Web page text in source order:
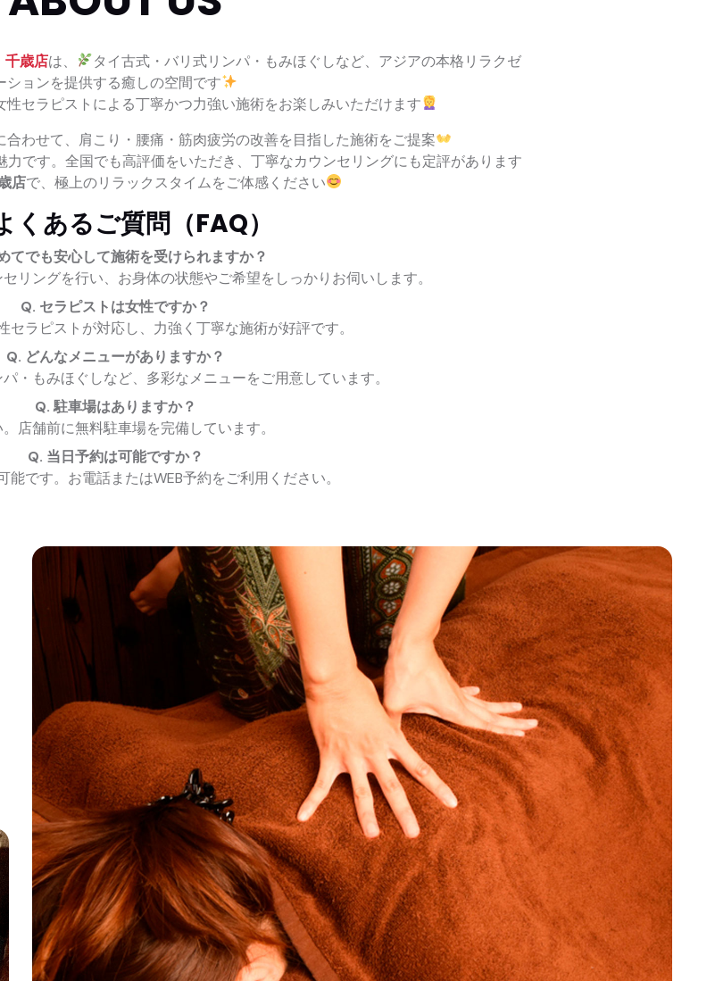
千歳店は、
タイ古式・バリ式リンパ・もみほぐしなど、アジアの本格リラクゼ
ションを提供する癒しの空間です
セラピストによる丁寧かつ力強い施術をお楽しみいただけます
わせて、肩こり・腰痛・筋肉疲労の改善を目指した施術をご提案
です。全国でも高評価をいただき、丁寧なカウンセリングにも定評があります
店で、極上のリラックスタイムをご体感ください
くあるご質問（FAQ）
てでも安心して施術を受けられますか？
リングを行い、お身体の状態やご希望をしっかりお伺いします。
Q. セラピストは女性ですか？
セラピストが対応し、力強く丁寧な施術が好評です。
Q. どんなメニューがありますか？
・もみほぐしなど、多彩なメニューをご用意しています。
Q. 駐車場はありますか？
店舗前に無料駐車場を完備しています。
Q. 当日予約は可能ですか？
能です。お電話またはWEB予約をご利用ください。